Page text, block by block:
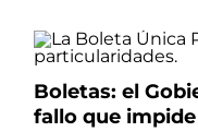
Boletas: el
fallo que